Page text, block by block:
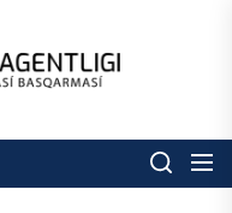
Respublikası
basqarması